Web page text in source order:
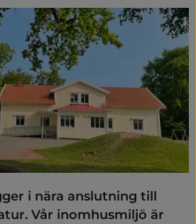
i nära anslutning till
Vår inomhusmiljö är